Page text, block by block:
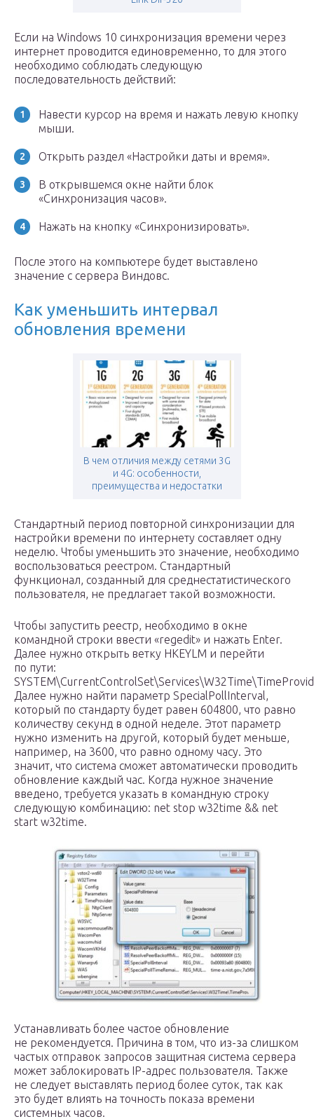
Если на Windows 10 синхронизация времени через
интернет проводится единовременно, то для этого
необходимо соблюдать следующую
последовательность действий:
Навести курсор на время и нажать левую кнопку
мыши.
Открыть раздел «Настройки даты и время».
В открывшемся окне найти блок
«Синхронизация часов».
Нажать на кнопку «Синхронизировать».
После этого на компьютере будет выставлено
значение с сервера Виндовс.
Как уменьшить интервал
обновления времени
В чем отличия между сетями 3G
и 4G: особенности,
преимущества и недостатки
Стандартный период повторной синхронизации для
настройки времени по интернету составляет одну
неделю. Чтобы уменьшить это значение, необходимо
воспользоваться реестром. Стандартный
функционал, созданный для среднестатистического
пользователя, не предлагает такой возможности.
Чтобы запустить реестр, необходимо в окне
командной строки ввести «regedit» и нажать Enter.
Далее нужно открыть ветку HKEYLM и перейти
по пути:
Далее нужно найти параметр SpecialPollInterval,
который по стандарту будет равен 604800, что равно
количеству секунд в одной неделе. Этот параметр
нужно изменить на другой, который будет меньше,
например, на 3600, что равно одному часу. Это
значит, что система сможет автоматически проводить
обновление каждый час. Когда нужное значение
введено, требуется указать в командную строку
следующую комбинацию: net stop w32time && net
start w32time.
Устанавливать более частое обновление
не рекомендуется. Причина в том, что из-за слишком
частых отправок запросов защитная система сервера
может заблокировать IP-адрес пользователя. Также
не следует выставлять период более суток, так как
это будет влиять на точность показа времени
системных часов.